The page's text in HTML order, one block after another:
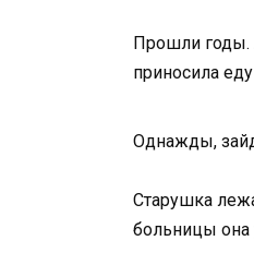
Прошли годы.
приносила
Однажды,
Старушка
больницы она